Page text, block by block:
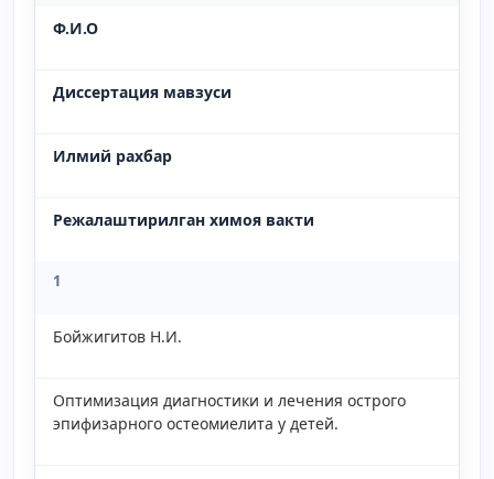
Ф.И.О
Диссертация мавзуси
Илмий рахбар
Режалаштирилган химоя вакти
1
Бойжигитов Н.И.
Оптимизация диагностики и лечения острого
эпифизарного остеомиелита у детей.